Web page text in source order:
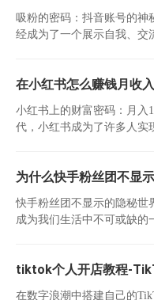
吸粉的密码：抖音账号的神
经成为了一个展示自我、交
在小红书怎么赚钱月收
小红书上的财富密码：月入
代，小红书成为了许多人实
为什么快手粉丝团不显
快手粉丝团不显示的隐秘世
成为我们生活中不可或缺的
tiktok个人开店教程-
在数字浪潮中搭建自己的